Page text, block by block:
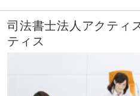
司法書士法人アクティ
ティス